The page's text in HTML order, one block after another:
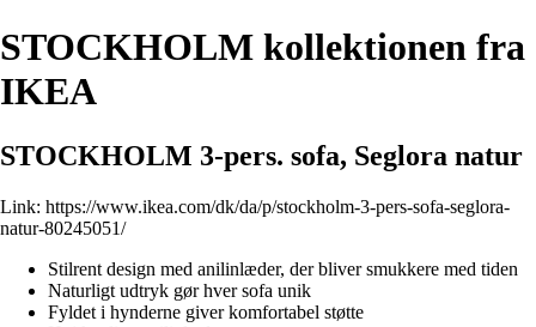
STOCKHOLM kollektionen fra
IKEA
STOCKHOLM 3-pers. sofa, Seglora natur
Link: https://www.ikea.com/dk/da/p/stockholm-3-pers-sofa-seglora-
natur-80245051/
Stilrent design med anilinlæder, der bliver smukkere med tiden
Naturligt udtryk gør hver sofa unik
Fyldet i hynderne giver komfortabel støtte